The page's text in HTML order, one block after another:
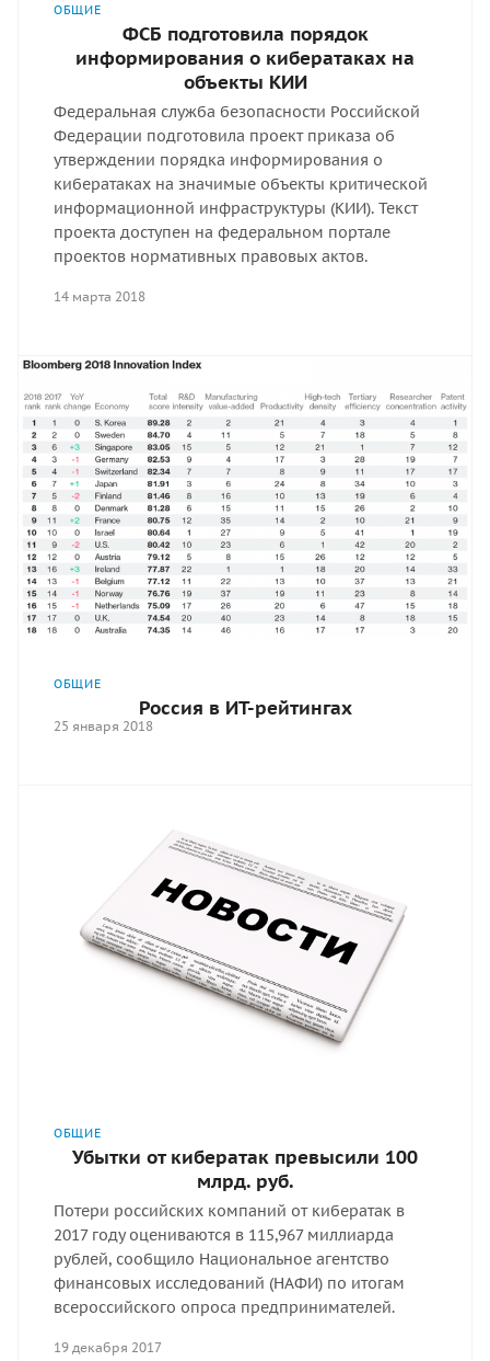
ОБЩИЕ
ФСБ подготовила порядок
информирования о кибератаках на
объекты КИИ
Федеральная служба безопасности Российской
Федерации подготовила проект приказа об
утверждении порядка информирования о
кибератаках на значимые объекты критической
информационной инфраструктуры (КИИ). Текст
проекта доступен на федеральном портале
проектов нормативных правовых актов.
14 марта 2018
ОБЩИЕ
Россия в ИТ-рейтингах
25 января 2018
ОБЩИЕ
Убытки от кибератак превысили 100
млрд. руб.
Потери российских компаний от кибератак в
2017 году оцениваются в 115,967 миллиарда
рублей, сообщило Национальное агентство
финансовых исследований (НАФИ) по итогам
всероссийского опроса предпринимателей.
19 декабря 2017